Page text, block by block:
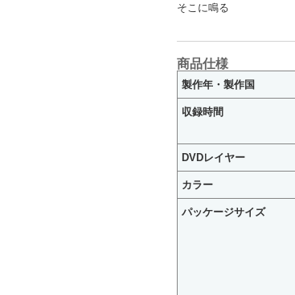
そこに鳴る
商品仕様
製作年・製作国
収録時間
DVDレイヤー
カラー
パッケージサイズ